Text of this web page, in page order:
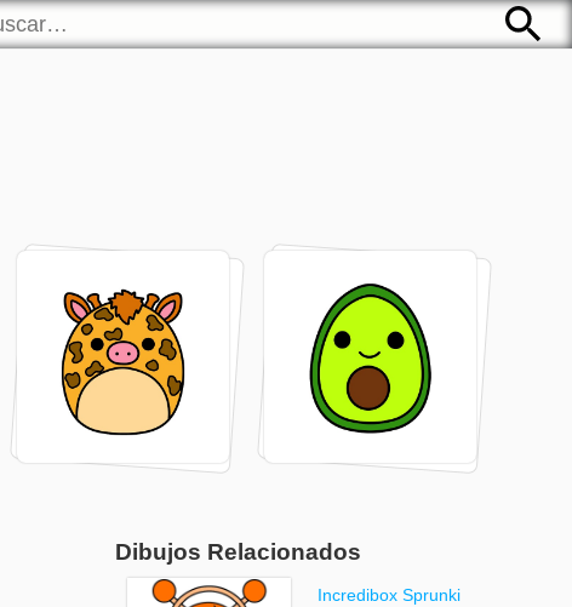
Dibujos Relacionados
Incredibox Sprunki